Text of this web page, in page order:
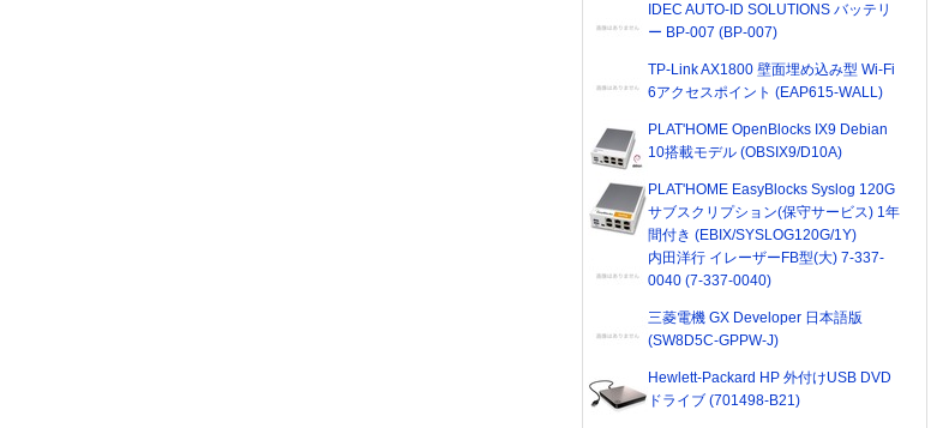
IDEC AUTO-ID SOLUTIONS バッテリ
ー BP-007 (BP-007)
TP-Link AX1800 壁面埋め込み型 Wi-Fi
6アクセスポイント (EAP615-WALL)
PLAT'HOME OpenBlocks IX9 Debian
10搭載モデル (OBSIX9/D10A)
PLAT'HOME EasyBlocks Syslog 120G
サブスクリプション(保守サービス) 1年
間付き (EBIX/SYSLOG120G/1Y)
内田洋行 イレーザーFB型(大) 7-337-
0040 (7-337-0040)
三菱電機 GX Developer 日本語版
(SW8D5C-GPPW-J)
Hewlett-Packard HP 外付けUSB DVD
ドライブ (701498-B21)